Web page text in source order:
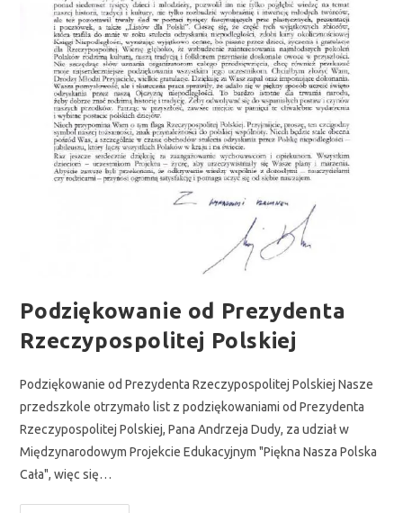
Podziękowanie od Prezydenta
Rzeczypospolitej Polskiej
Podziękowanie od Prezydenta Rzeczypospolitej Polskiej Nasze
przedszkole otrzymało list z podziękowaniami od Prezydenta
Rzeczypospolitej Polskiej, Pana Andrzeja Dudy, za udział w
Międzynarodowym Projekcie Edukacyjnym "Piękna Nasza Polska
Cała", więc się…